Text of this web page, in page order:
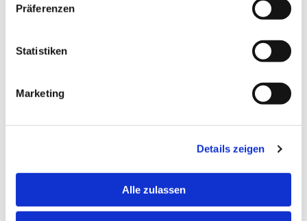
Präferenzen
Statistiken
Marketing
Details zeigen
Alle zulassen
2.Ein individuelles Headerbild, abgestimmt auf Ihre